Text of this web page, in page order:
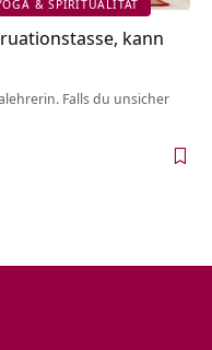
& SPIRITUALITÄT
kann
Falls du unsicher